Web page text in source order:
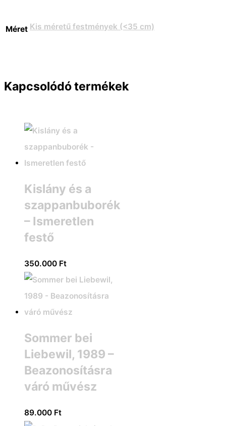
Méret Kis méretű festmények (<35 cm)
Kapcsolódó termékek
Kislány és a
szappanbuborék
– Ismeretlen
festő
350.000 Ft
Sommer bei
Liebewil, 1989 –
Beazonosításra
váró művész
89.000 Ft